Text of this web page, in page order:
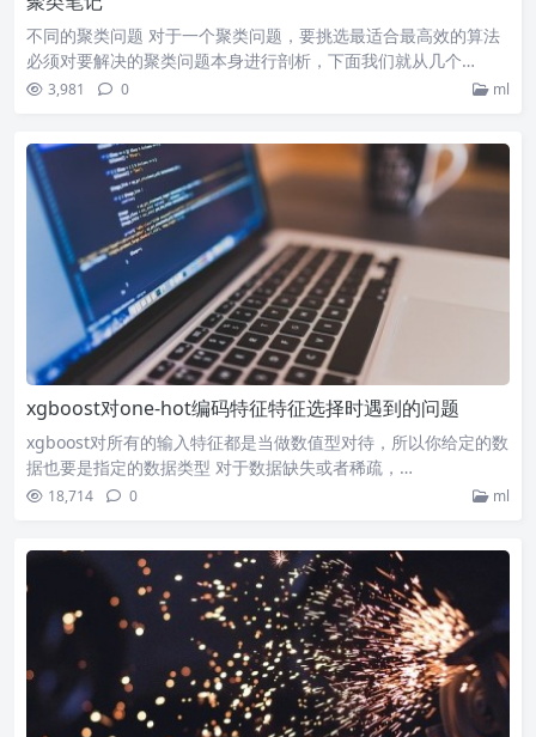
不同的聚类问题 对于一个聚类问题，要挑选最适合最高效的算法
必须对要解决的聚类问题本身进行剖析，下面我们就从几个…
3,981 0 ml
xgboost对one-hot编码特征特征选择时遇到的问题
xgboost对所有的输入特征都是当做数值型对待，所以你给定的数
据也要是指定的数据类型 对于数据缺失或者稀疏，…
18,714 0 ml